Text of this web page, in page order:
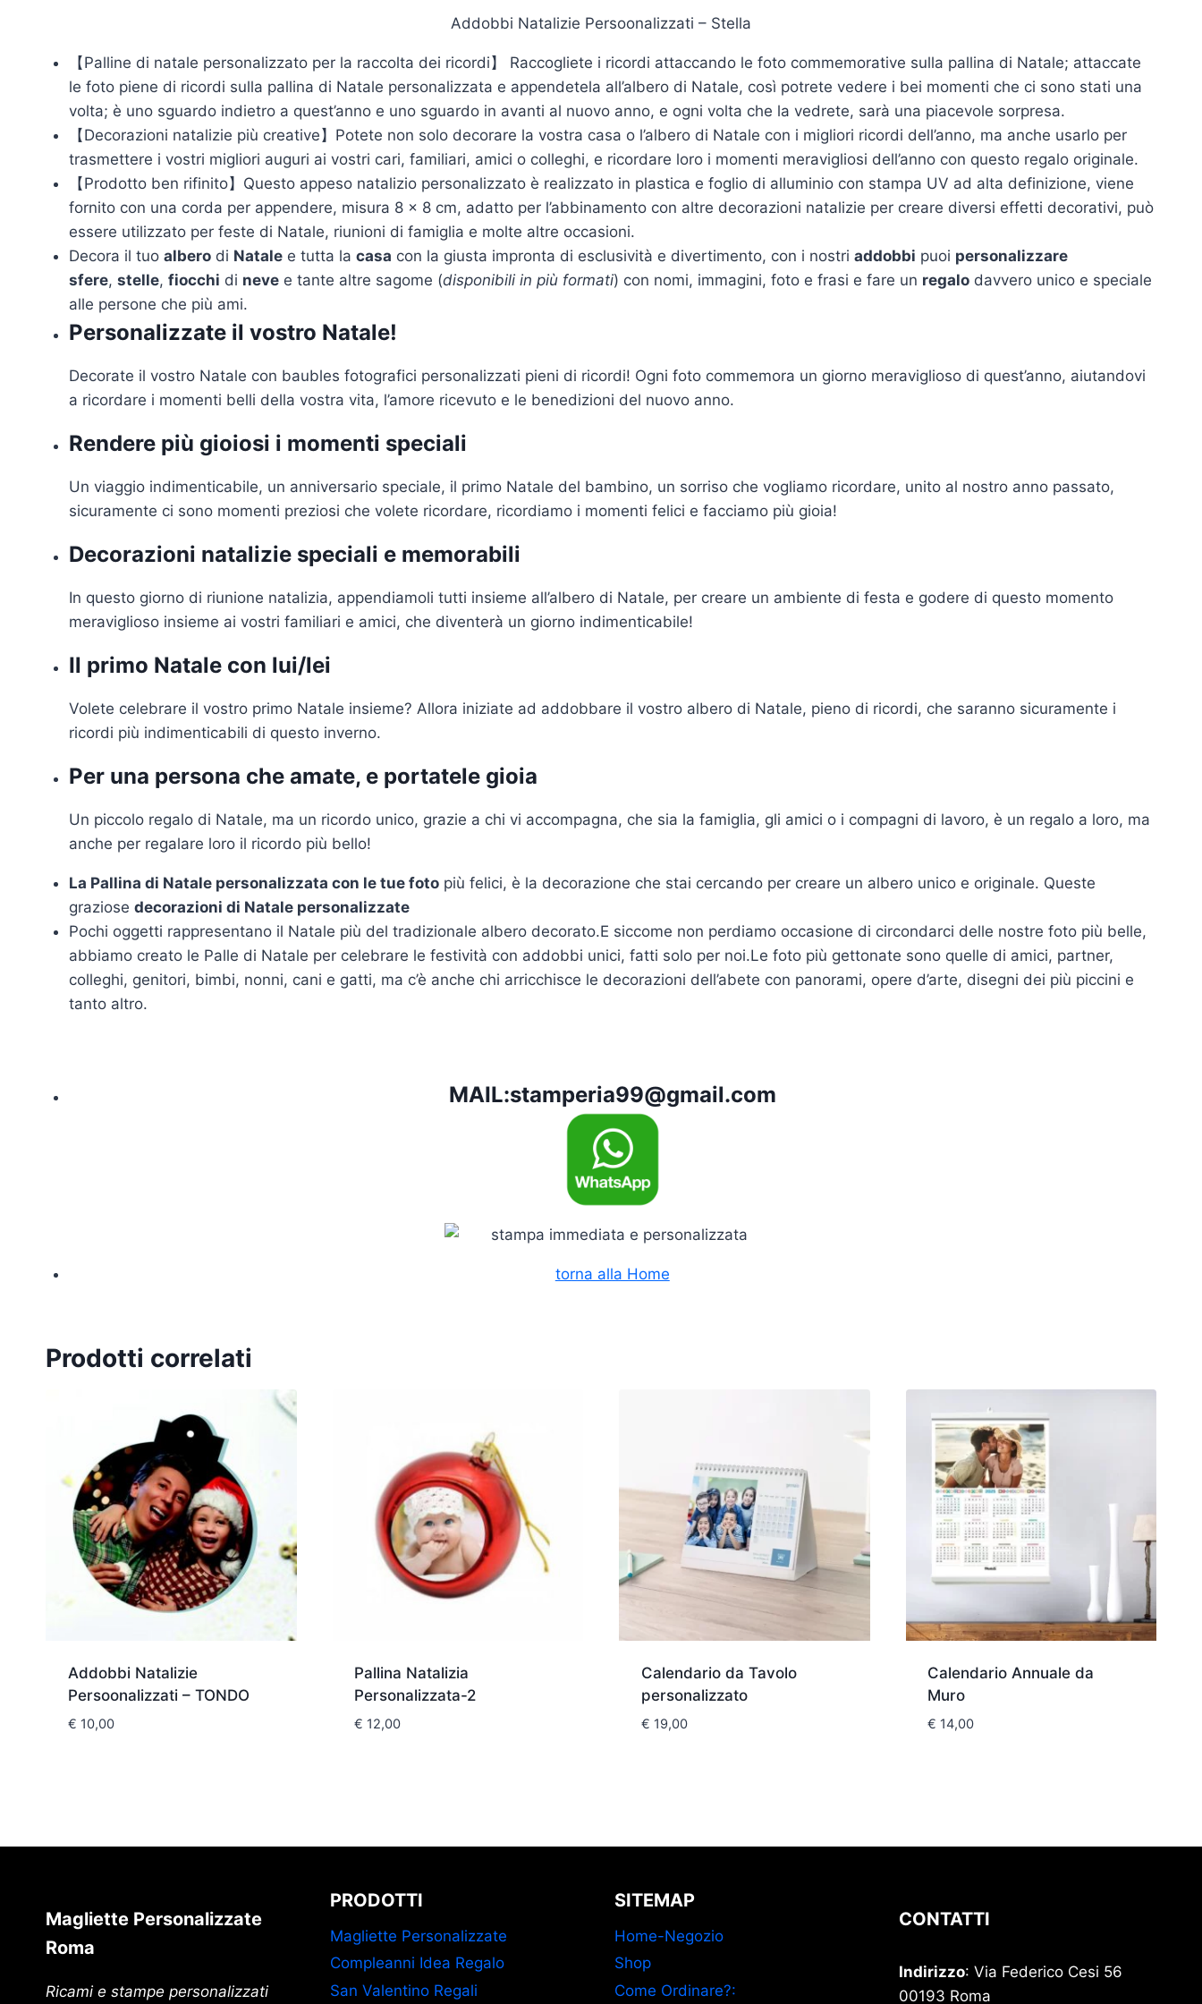
Addobbi Natalizie Persoonalizzati – Stella
【Palline di natale personalizzato per la raccolta dei ricordi】 Raccogliete i ricordi attaccando le foto commemorative sulla pallina di Natale; attaccate
le foto piene di ricordi sulla pallina di Natale personalizzata e appendetela all’albero di Natale, così potrete vedere i bei momenti che ci sono stati una
volta; è uno sguardo indietro a quest’anno e uno sguardo in avanti al nuovo anno, e ogni volta che la vedrete, sarà una piacevole sorpresa.
【Decorazioni natalizie più creative】Potete non solo decorare la vostra casa o l’albero di Natale con i migliori ricordi dell’anno, ma anche usarlo per
trasmettere i vostri migliori auguri ai vostri cari, familiari, amici o colleghi, e ricordare loro i momenti meravigliosi dell’anno con questo regalo originale.
【Prodotto ben rifinito】Questo appeso natalizio personalizzato è realizzato in plastica e foglio di alluminio con stampa UV ad alta definizione, viene
fornito con una corda per appendere, misura 8 x 8 cm, adatto per l’abbinamento con altre decorazioni natalizie per creare diversi effetti decorativi, può
essere utilizzato per feste di Natale, riunioni di famiglia e molte altre occasioni.
Decora il tuo alberodi Natalee tutta la casa con la giusta impronta di esclusività e divertimento, con i nostri addobbi puoi personalizzare
sfere, stelle, fiocchi di nevee tante altre sagome (disponibili in più formati) con nomi, immagini, foto e frasi e fare un regalodavvero unico e speciale
alle persone che più ami.
Personalizzate il vostro Natale!
Decorate il vostro Natale con baubles fotografici personalizzati pieni di ricordi! Ogni foto commemora un giorno meraviglioso di quest’anno, aiutandovi
a ricordare i momenti belli della vostra vita, l’amore ricevuto e le benedizioni del nuovo anno.
Rendere più gioiosi i momenti speciali
Un viaggio indimenticabile, un anniversario speciale, il primo Natale del bambino, un sorriso che vogliamo ricordare, unito al nostro anno passato,
sicuramente ci sono momenti preziosi che volete ricordare, ricordiamo i momenti felici e facciamo più gioia!
Decorazioni natalizie speciali e memorabili
In questo giorno di riunione natalizia, appendiamoli tutti insieme all’albero di Natale, per creare un ambiente di festa e godere di questo momento
meraviglioso insieme ai vostri familiari e amici, che diventerà un giorno indimenticabile!
Il primo Natale con lui/lei
Volete celebrare il vostro primo Natale insieme? Allora iniziate ad addobbare il vostro albero di Natale, pieno di ricordi, che saranno sicuramente i
ricordi più indimenticabili di questo inverno.
Per una persona che amate, e portatele gioia
Un piccolo regalo di Natale, ma un ricordo unico, grazie a chi vi accompagna, che sia la famiglia, gli amici o i compagni di lavoro, è un regalo a loro, ma
anche per regalare loro il ricordo più bello!
La Pallina di Natale personalizzata con le tue fotopiù felici, è la decorazione che stai cercando per creare un albero unico e originale. Queste
graziose decorazioni di Natale personalizzate
Pochi oggetti rappresentano il Natale più del tradizionale albero decorato.E siccome non perdiamo occasione di circondarci delle nostre foto più belle,
abbiamo creato le Palle di Natale per celebrare le festività con addobbi unici, fatti solo per noi.Le foto più gettonate sono quelle di amici, partner,
colleghi, genitori, bimbi, nonni, cani e gatti, ma c’è anche chi arricchisce le decorazioni dell’abete con panorami, opere d’arte, disegni dei più piccini e
tanto altro.
MAIL:stamperia99@gmail.com
torna alla Home
Prodotti correlati
Addobbi Natalizie
Persoonalizzati – TONDO
€ 10,00
Pallina Natalizia
Personalizzata-2
€ 12,00
Calendario da Tavolo
personalizzato
€ 19,00
Calendario Annuale da
Muro
€ 14,00
Magliette Personalizzate
Roma
Ricami e stampe personalizzati
PRODOTTI
Magliette Personalizzate
Compleanni Idea Regalo
San Valentino Regali
SITEMAP
Home-Negozio
Shop
Come Ordinare?:
CONTATTI
Indirizzo: Via Federico Cesi 56
00193 Roma